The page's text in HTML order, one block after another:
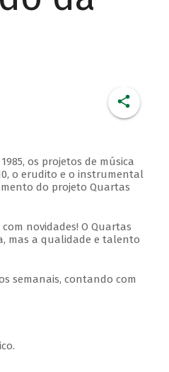
os projetos de música
o erudito e o instrumental
do projeto Quartas
novidades! O Quartas
mas a qualidade e talento
semanais, contando com